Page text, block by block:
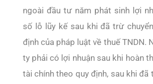
ngoài đầu tư năm phát sinh lợi
số lỗ lũy kế sau khi đã trừ
định của pháp luật về thuế TNDN.
ty phải có lợi nhuận sau khi hoàn
tài chính theo quy định, sau khi đã